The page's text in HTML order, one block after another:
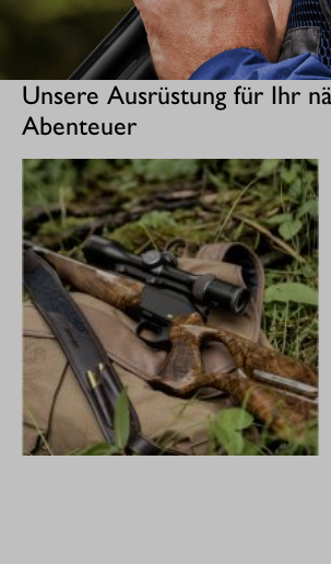
Unsere Ausrüstung für Ihr
Abenteuer